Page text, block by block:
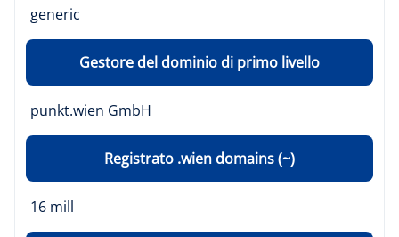
generic
Gestore del dominio di primo livello
punkt.wien GmbH
Registrato .wien domains (~)
16 mill